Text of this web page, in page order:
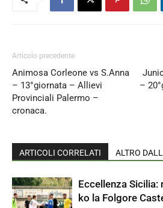
Articolo precedente
Animosa Corleone vs S.Anna
– 13°giornata – Allievi
Provinciali Palermo –
cronaca.
–
ARTICOLI CORRELATI ALTRO
Eccellenza
ko la Folgore